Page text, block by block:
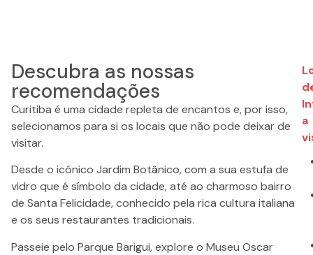
Descubra as nossas
recomendações
Curitiba é uma cidade repleta de encantos e, por isso,
selecionamos para si os locais que não pode deixar de
visitar.
Desde o icónico Jardim Botânico, com a sua estufa de
vidro que é símbolo da cidade, até ao charmoso bairro
de Santa Felicidade, conhecido pela rica cultura italiana
e os seus restaurantes tradicionais.
Passeie pelo Parque Barigui, explore o Museu Oscar
a